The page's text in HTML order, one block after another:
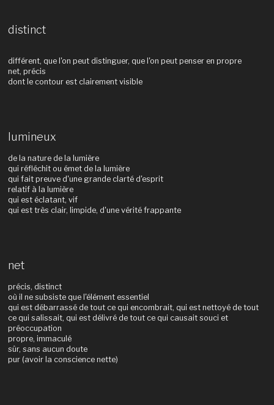
distinct
différent, que l'on peut distinguer, que l'on peut penser en propre
net, précis
dont le contour est clairement visible
lumineux
de la nature de la lumière
qui réfléchit ou émet de la lumière
qui fait preuve d'une grande clarté d'esprit
relatif à la lumière
qui est éclatant, vif
qui est très clair, limpide, d'une vérité frappante
net
précis, distinct
où il ne subsiste que l'élément essentiel
qui est débarrassé de tout ce qui encombrait, qui est nettoyé de tout
ce qui salissait, qui est délivré de tout ce qui causait souci et
préoccupation
propre, immaculé
sûr, sans aucun doute
pur (avoir la conscience nette)